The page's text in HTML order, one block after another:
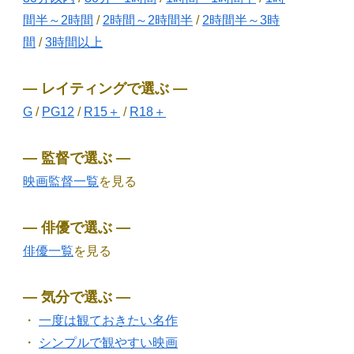
間半～2時間 / 2時間～2時間半 / 2時間半～3時
間 /3時間以上
― レイティングで選ぶ ―
G / PG12 / R15＋ / R18＋
― 監督で選ぶ ―
映画監督一覧を見る
― 俳優で選ぶ ―
俳優一覧を見る
― 気分で選ぶ ―
・ 一度は観ておきたい名作
・
シンプルで観やすい映画